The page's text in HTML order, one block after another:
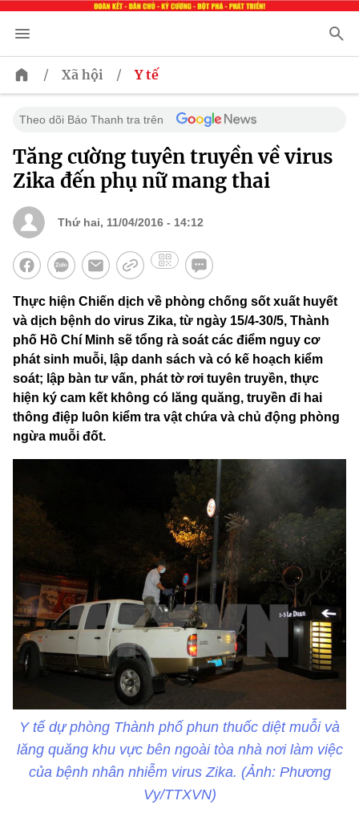
/ Xã hội / Y tế
Theo dõi Báo Thanh tra trên
Tăng cường tuyên truyền về virus
Zika đến phụ nữ mang thai
Thứ hai, 11/04/2016 - 14:12
Thực hiện Chiến dịch về phòng chống sốt xuất huyết
và dịch bệnh do virus Zika, từ ngày 15/4-30/5, Thành
phố Hồ Chí Minh sẽ tổng rà soát các điểm nguy cơ
phát sinh muỗi, lập danh sách và có kế hoạch kiểm
soát; lập bàn tư vấn, phát tờ rơi tuyên truyền, thực
hiện ký cam kết không có lăng quăng, truyền đi hai
thông điệp luôn kiểm tra vật chứa và chủ động phòng
ngừa muỗi đốt.
Y tế dự phòng Thành phố phun thuốc diệt muỗi và
lăng quăng khu vực bên ngoài tòa nhà nơi làm việc
của bệnh nhân nhiễm virus Zika. (Ảnh: Phương
Vy/TTXVN)